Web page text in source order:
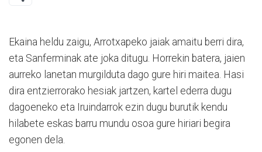
Ekaina heldu zaigu, Arrotxapeko jaiak amaitu berri dira,
eta Sanferminak ate joka ditugu. Horrekin batera, jaien
aurreko lanetan murgilduta dago gure hiri maitea. Hasi
dira entzierrorako hesiak jartzen, kartel ederra dugu
dagoeneko eta Iruindarrok ezin dugu burutik kendu
hilabete eskas barru mundu osoa gure hiriari begira
egonen dela.